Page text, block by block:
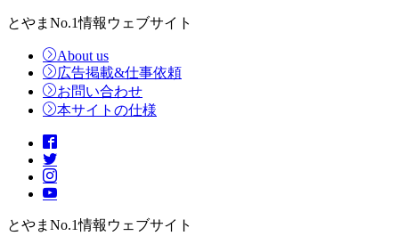
とやまNo.1情報ウェブサイト
About us
広告掲載&仕事依頼
お問い合わせ
本サイトの仕様
とやまNo.1情報ウェブサイト